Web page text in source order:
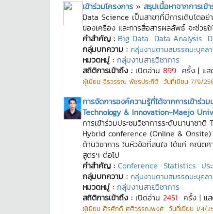
เข้าร่วมโครงการ » สรุปเนื้อหาจากการเ
Data Science เป็นสาขาที่มีการเติบโตอย่
ของเครื่อง และการสื่อสารผลลัพธ์ จะช่วย
คำสำคัญ : Big Data Data Analysis
กลุ่มบทความ : กลุ่มงานตามสมรรถนะบุคล
หมวดหมู่ : กลุ่มงานสายวิชาการ
สถิติการเข้าถึง : เปิดอ่าน 899 ครั้ง | แส
ผู้เขียน จีรวรรณ พัชรประกิติ วันที่เขียน 7/9/
การจัดการองค์ความรู้ที่ได้จากการเข้าร่ว
Technology & Innovation-Maejo
การเข้าร่วมประชมวิชาการระดับนานา
Hybrid conference (Online &
ด้านวิชาการ ในหัวข้อที่สนใจ ได้แก่ คณิตศ
สูตรฯ ต่อไป
คำสำคัญ : Conference Statistics ปร
กลุ่มบทความ : กลุ่มงานตามสมรรถนะบุคล
หมวดหมู่ : กลุ่มงานสายวิชาการ
สถิติการเข้าถึง : เปิดอ่าน 2451 ครั้ง | แ
ผู้เขียน ศิรศักดิ์ ศศิวรรณพงศ์ วันที่เขียน 1/4/